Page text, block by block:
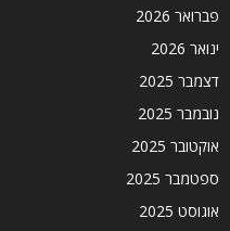
פברואר 2026
ינואר 2026
דצמבר 2025
נובמבר 2025
אוקטובר 2025
ספטמבר 2025
אוגוסט 2025